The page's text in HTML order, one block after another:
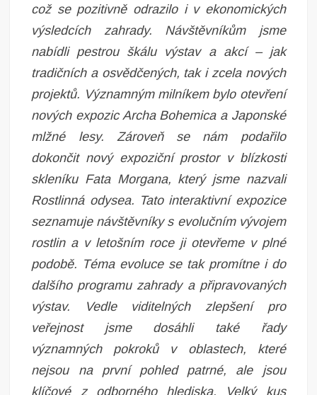
což se pozitivně odrazilo i v ekonomických
výsledcích zahrady. Návštěvníkům jsme
nabídli pestrou škálu výstav a akcí – jak
tradičních a osvědčených, tak i zcela nových
projektů. Významným milníkem bylo otevření
nových expozic Archa Bohemica a Japonské
mlžné lesy. Zároveň se nám podařilo
dokončit nový expoziční prostor v blízkosti
skleníku Fata Morgana, který jsme nazvali
Rostlinná odysea. Tato interaktivní expozice
seznamuje návštěvníky s evolučním vývojem
rostlin a v letošním roce ji otevřeme v plné
podobě. Téma evoluce se tak promítne i do
dalšího programu zahrady a připravovaných
výstav. Vedle viditelných zlepšení pro
veřejnost jsme dosáhli také řady
významných pokroků v oblastech, které
nejsou na první pohled patrné, ale jsou
klíčové z odborného hlediska. Velký kus